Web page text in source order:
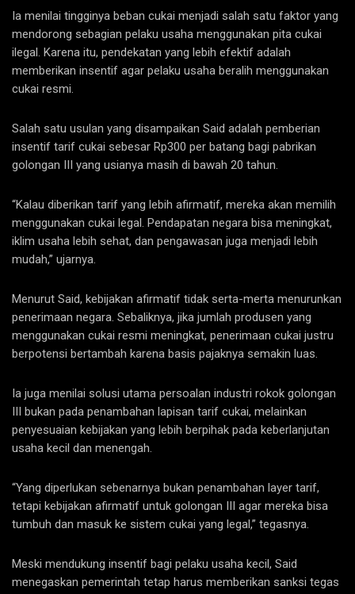
Ia menilai tingginya beban cukai menjadi salah satu faktor yang
mendorong sebagian pelaku usaha menggunakan pita cukai
ilegal. Karena itu, pendekatan yang lebih efektif adalah
memberikan insentif agar pelaku usaha beralih menggunakan
cukai resmi.
Salah satu usulan yang disampaikan Said adalah pemberian
insentif tarif cukai sebesar Rp300 per batang bagi pabrikan
golongan III yang usianya masih di bawah 20 tahun.
“Kalau diberikan tarif yang lebih afirmatif, mereka akan memilih
menggunakan cukai legal. Pendapatan negara bisa meningkat,
iklim usaha lebih sehat, dan pengawasan juga menjadi lebih
mudah,” ujarnya.
Menurut Said, kebijakan afirmatif tidak serta-merta menurunkan
penerimaan negara. Sebaliknya, jika jumlah produsen yang
menggunakan cukai resmi meningkat, penerimaan cukai justru
berpotensi bertambah karena basis pajaknya semakin luas.
Ia juga menilai solusi utama persoalan industri rokok golongan
III bukan pada penambahan lapisan tarif cukai, melainkan
penyesuaian kebijakan yang lebih berpihak pada keberlanjutan
usaha kecil dan menengah.
“Yang diperlukan sebenarnya bukan penambahan layer tarif,
tetapi kebijakan afirmatif untuk golongan III agar mereka bisa
tumbuh dan masuk ke sistem cukai yang legal,” tegasnya.
Meski mendukung insentif bagi pelaku usaha kecil, Said
menegaskan pemerintah tetap harus memberikan sanksi tegas